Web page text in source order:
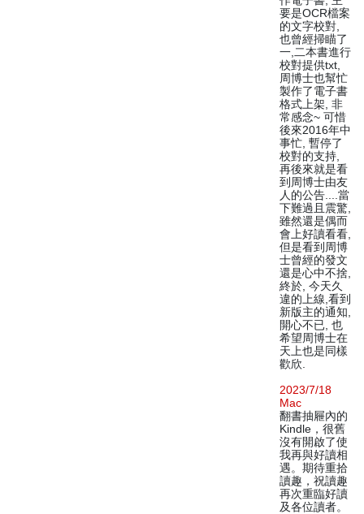
要是OCR檔案
的文字校對,
也曾經掃瞄了
一,二本書進行
校對提供txt,
周博士也幫忙
製作了電子書
格式上架, 非
常感念~ 可惜
後來2016年中
事忙, 暫停了
校對的支持,
再後來就是看
到周博士由友
人的公告....當
下難過且震驚,
雖然還是偶而
會上好讀看看,
但是看到周博
士曾經的發文
還是心中不捨,
終於, 今天久
違的上線,看到
新版主的通知,
開心不已, 也
希望周博士在
天上也是同樣
歡欣.
2023/7/18
Mac
翻書抽屜內的
Kindle，很舊
沒有開啟了使
我再與好讀相
遇。期待重拾
讀趣，祝讀趣
再次重臨好讀
及各位讀者。